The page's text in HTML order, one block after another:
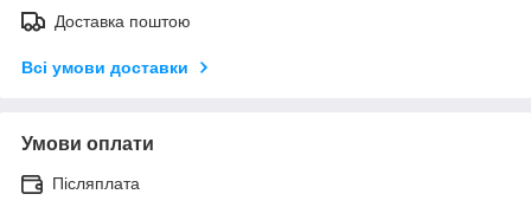
Доставка поштою
Всі умови доставки
Умови оплати
Післяплата